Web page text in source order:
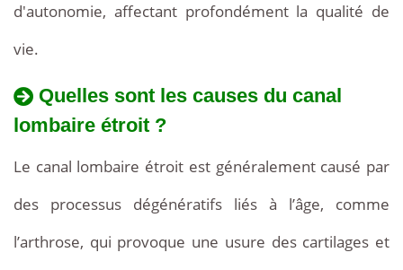
d'autonomie, affectant profondément la qualité de
vie.
Quelles sont les causes du canal
lombaire étroit ?
Le canal lombaire étroit est généralement causé par
des processus dégénératifs liés à l’âge, comme
l’arthrose, qui provoque une usure des cartilages et